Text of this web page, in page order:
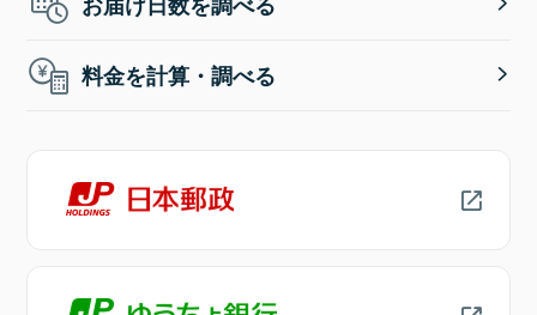
料金を計算・調べる